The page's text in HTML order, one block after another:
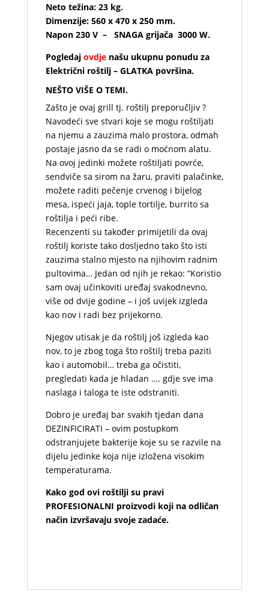
Neto težina: 23 kg.
Dimenzije: 560 x 470 x 250 mm.
Napon 230 V – SNAGA grijača 3000 W.
Pogledaj ovdjenašu ukupnu ponudu za
Električni roštilj – GLATKA površina.
NEŠTO VIŠE O TEMI.
Zašto je ovaj grill tj. roštilj preporučljiv ?
Navodeći sve stvari koje se mogu roštiljati
na njemu a zauzima malo prostora, odmah
postaje jasno da se radi o moćnom alatu.
Na ovoj jedinki možete roštiljati povrće,
sendviče sa sirom na žaru, praviti palačinke,
možete raditi pečenje crvenog i bijelog
mesa, ispeći jaja, tople tortilje, burrito sa
roštilja i peći ribe.
Recenzenti su također primijetili da ovaj
roštilj koriste tako dosljedno tako što isti
zauzima stalno mjesto na njihovim radnim
pultovima… Jedan od njih je rekao: “Koristio
sam ovaj učinkoviti uređaj svakodnevno,
više od dvije godine – i još uvijek izgleda
kao nov i radi bez prijekorno.
Njegov utisak je da roštilj još izgleda kao
nov, to je zbog toga što roštilj treba paziti
kao i automobil… treba ga očistiti,
pregledati kada je hladan …. gdje sve ima
naslaga i taloga te iste odstraniti.
Dobro je uređaj bar svakih tjedan dana
DEZINFICIRATI – ovim postupkom
odstranjujete bakterije koje su se razvile na
dijelu jedinke koja nije izložena visokim
temperaturama.
Kako god ovi roštilji su pravi
PROFESIONALNI proizvodi koji na odličan
način izvršavaju svoje zadaće.